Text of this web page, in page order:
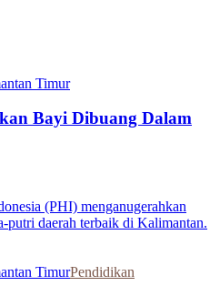
Timur
Bayi Dibuang Dalam
TimurPendidikan